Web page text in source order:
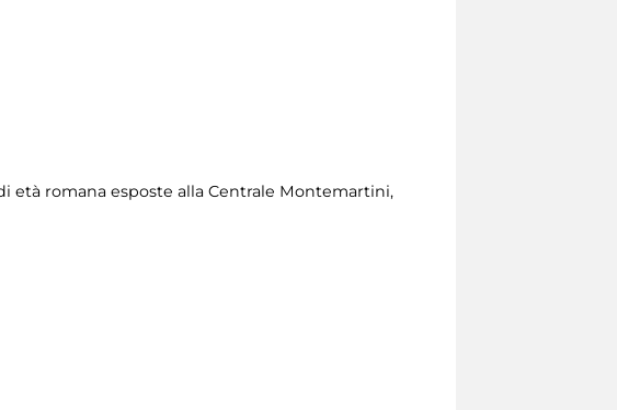
età romana esposte alla Centrale Montemartini,